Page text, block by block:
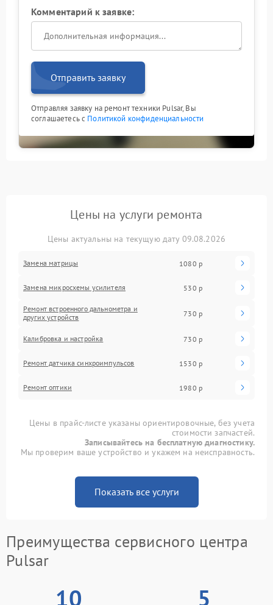
Комментарий к заявке:
Отправить заявку
Отправляя заявку на ремонт техники Pulsar, Вы
соглашаетесь с Политикой конфиденциальности
Цены на услуги ремонта
Цены актуальны на текущую дату 09.08.2026
Замена матрицы 1080 р
Замена микросхемы усилителя 530 р
Ремонт встроенного дальнометра и
других устройств
730 р
Калибровка и настройка 730 р
Ремонт датчика синхроимпульсов 1530 р
Ремонт оптики 1980 р
Цены в прайс-листе указаны ориентировочные, без учета
стоимости запчастей.
Записывайтесь на бесплатную диагностику.
Мы проверим ваше устройство и укажем на неисправность.
Показать все услуги
Преимущества сервисного центра
Pulsar
10 5